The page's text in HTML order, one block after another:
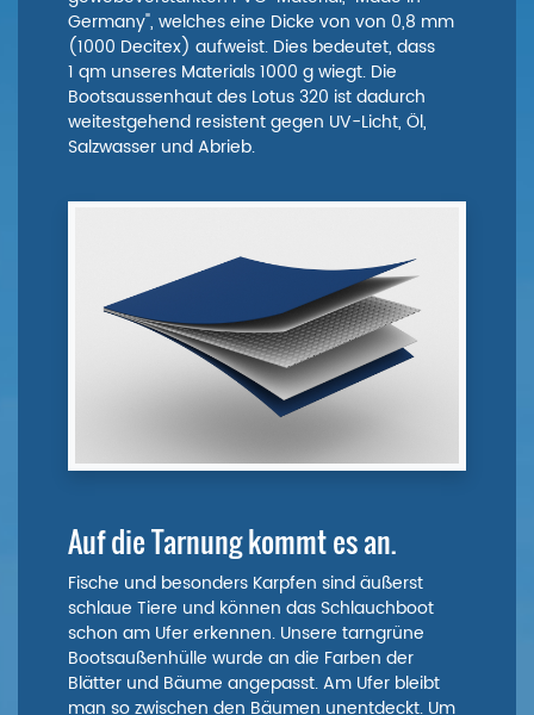
Germany", welches eine Dicke von von 0,8 mm
(1000 Decitex) aufweist. Dies bedeutet, dass
1 qm unseres Materials 1000 g wiegt. Die
Bootsaussenhaut des Lotus 320 ist dadurch
weitestgehend resistent gegen UV-Licht, Öl,
Salzwasser und Abrieb.
Auf die Tarnung kommt es an.
Fische und besonders Karpfen sind äußerst
schlaue Tiere und können das Schlauchboot
schon am Ufer erkennen. Unsere tarngrüne
Bootsaußenhülle wurde an die Farben der
Blätter und Bäume angepasst. Am Ufer bleibt
man so zwischen den Bäumen unentdeckt. Um